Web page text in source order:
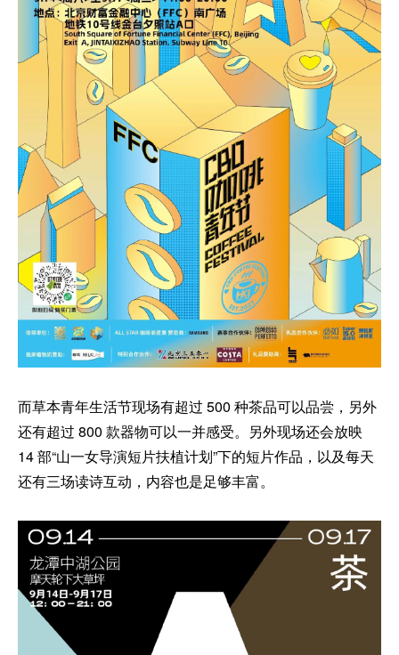
而草本青年生活节现场有超过 500 种茶品可以品尝，另外
还有超过 800 款器物可以一并感受。另外现场还会放映
14 部“山一女导演短片扶植计划”下的短片作品，以及每天
还有三场读诗互动，内容也是足够丰富。